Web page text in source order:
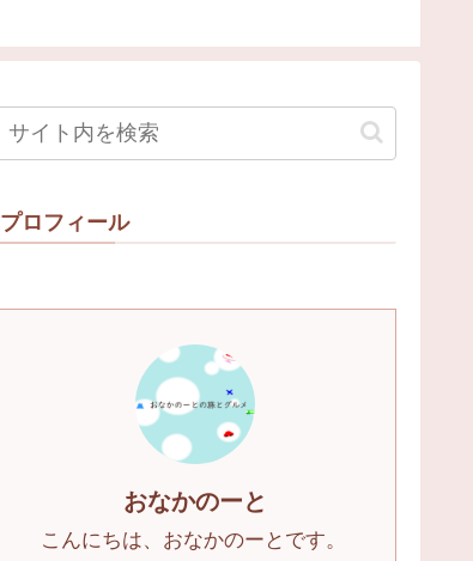
プロフィール
おなかのーと
こんにちは、おなかのーとです。